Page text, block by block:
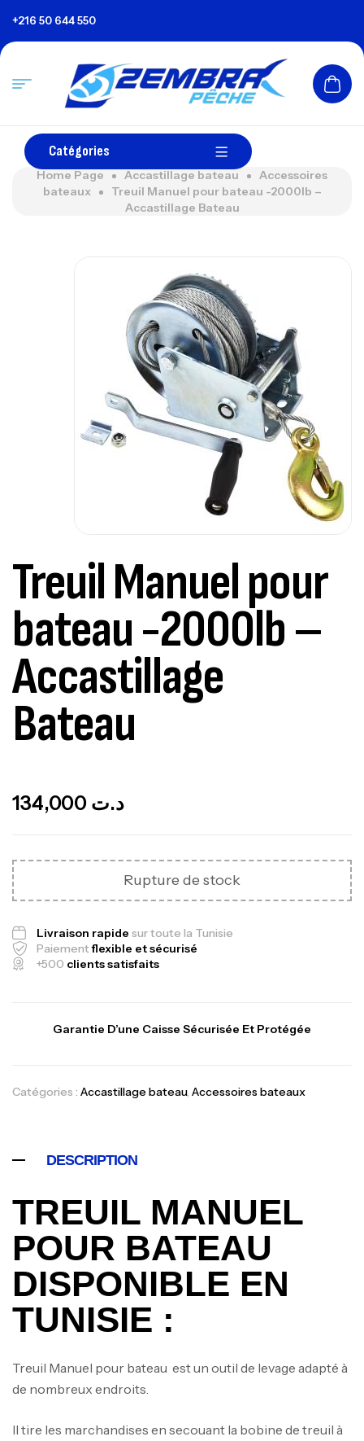
+216 50 644 550
Catégories
Home Page Accastillage bateau
Accessoires
bateaux
Treuil Manuel pour bateau -2000lb –
Accastillage Bateau
Treuil Manuel pour
bateau -2000lb –
Accastillage
Bateau
د.ت
Rupture de stock
Livraison rapide sur toute la Tunisie
Paiementflexible et sécurisé
+500 clients satisfaits
Garantie D’une Caisse Sécurisée Et Protégée
Catégories : Accastillage bateau, Accessoires bateaux
DESCRIPTION
TREUIL MANUEL
POUR BATEAU
DISPONIBLE EN
TUNISIE :
Treuil Manuel pour bateau est un outil de levage adapté à
de nombreux endroits.
Il tire les marchandises en secouant la bobine de treuil à